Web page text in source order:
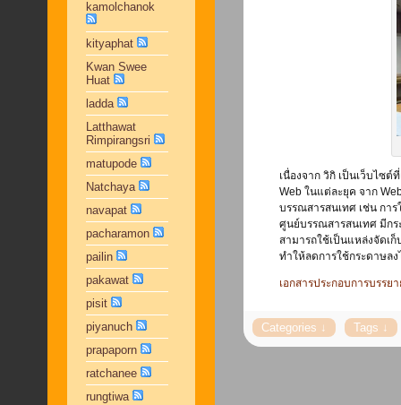
kamolchanok
kityaphat
Kwan Swee
Huat
ladda
Latthawat
Rimpirangsri
matupode
Natchaya
navapat
pacharamon
pailin
pakawat
pisit
piyanuch
prapaporn
ratchanee
rungtiwa
เนื่องจาก วิกิ เป็นเว็บไซ
Web ในแต่ละยุค จาก
บรรณสารสนเทศ เช่น กา
ศูนย์บรรณสารสนเทศ มีกร
สามารถใช้เป็นแหล่งจัดเก็
ทำให้ลดการใช้กระดาษลง
เอกสารประกอบการบรรย